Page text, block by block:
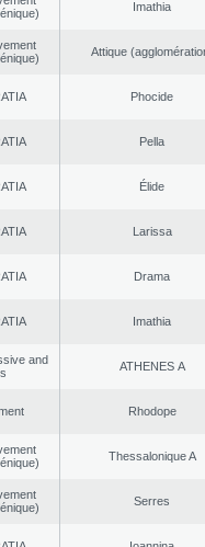
Imathia
Αttique
Phocide
Pella
Élide
Larissa
Drama
Imathia
and
ATHENES Α
Rhodope
Thessalonique A
Serres